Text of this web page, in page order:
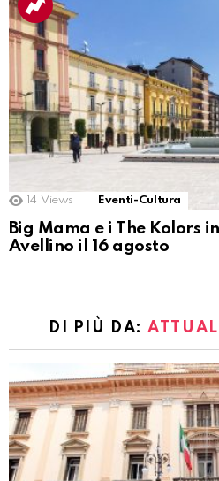
14 Views Eventi-Cultura
Big Mama e i The Kolors
Avellino il 16 agosto
DI PIÙ DA: